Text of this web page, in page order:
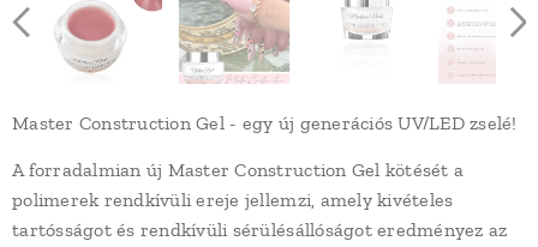
Master Construction Gel - egy új generációs UV/LED zselé!
A forradalmian új Master Construction Gel kötését a
polimerek rendkívüli ereje jellemzi, amely kivételes
tartósságot és rendkívüli sérülésállóságot eredményez az